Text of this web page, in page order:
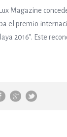
Magazine
el premio
2016”. Este